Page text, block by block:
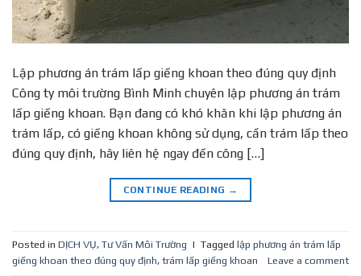
Lập phương án trám lấp giếng khoan theo đúng quy định
Công ty môi trường Bình Minh chuyên lập phương án trám
lấp giếng khoan. Bạn đang có khó khăn khi lập phương án
trám lấp, có giếng khoan không sử dụng, cần trám lấp theo
đúng quy định, hãy liên hệ ngay đến công […]
CONTINUE READING →
Posted in DỊCH VỤ, Tư Vấn Môi Trường | Tagged lập phương án trám lấp
giếng khoan theo đúng quy định, trám lấp giếng khoan Leave a comment